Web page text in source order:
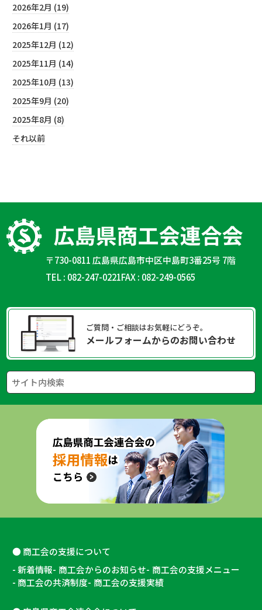
2026年2月 (19)
2026年1月 (17)
2025年12月 (12)
2025年11月 (14)
2025年10月 (13)
2025年9月 (20)
2025年8月 (8)
それ以前
〒730-0811 広島県広島市中区中島町3番25号 7階
TEL : 082-247-0221FAX : 082-249-0565
ご質問・ご相談はお気軽にどうぞ。
メールフォームからのお問い合わせ
商工会の支援について
新着情報 商工会からのお知らせ 商工会の支援メニュー
商工会の共済制度 商工会の支援実績